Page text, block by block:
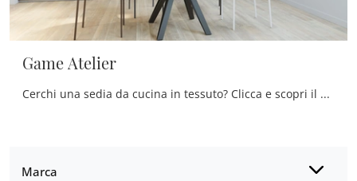
Marca
Game Atelier
Cerchi una sedia da cucina in tessuto? Clicca e scopri il modello Game Atelier di Zamagna per completare i tuoi spazi perfettamente.